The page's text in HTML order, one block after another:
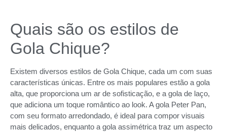
Quais são os estilos de
Gola Chique?
Existem diversos estilos de Gola Chique, cada um com suas
características únicas. Entre os mais populares estão a gola
alta, que proporciona um ar de sofisticação, e a gola de laço,
que adiciona um toque romântico ao look. A gola Peter Pan,
com seu formato arredondado, é ideal para compor visuais
mais delicados, enquanto a gola assimétrica traz um aspecto